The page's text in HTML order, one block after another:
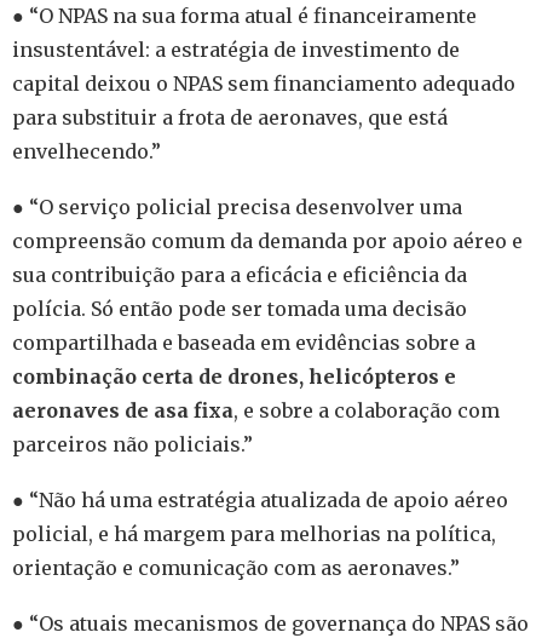
● “O NPAS na sua forma atual é financeiramente
insustentável: a estratégia de investimento de
capital deixou o NPAS sem financiamento adequado
para substituir a frota de aeronaves, que está
envelhecendo.”
● “O serviço policial precisa desenvolver uma
compreensão comum da demanda por apoio aéreo e
sua contribuição para a eficácia e eficiência da
polícia. Só então pode ser tomada uma decisão
compartilhada e baseada em evidências sobre a
combinação certa de drones, helicópteros e
aeronaves de asa fixa, e sobre a colaboração com
parceiros não policiais.”
● “Não há uma estratégia atualizada de apoio aéreo
policial, e há margem para melhorias na política,
orientação e comunicação com as aeronaves.”
● “Os atuais mecanismos de governança do NPAS são